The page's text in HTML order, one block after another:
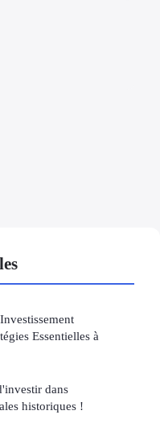
Essentielles à
dans
historiques !